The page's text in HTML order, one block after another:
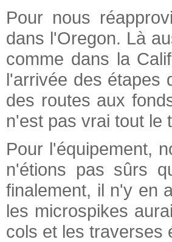
Pour nous
dans l'Oregon. Là
comme dans la
l'arrivée des étapes
des routes aux
n'est pas vrai tout le
Pour l'équipement,
n'étions pas sûrs
finalement, il n'y en
les microspikes
cols et les traverses